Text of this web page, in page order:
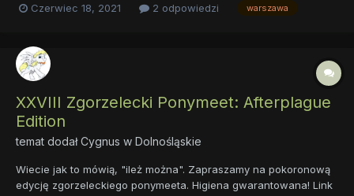
Czerwiec 18, 2021 2 odpowiedzi warszawa
XXVIII Zgorzelecki Ponymeet: Afterplague
Edition
temat dodałCygnus w Dolnośląskie
Wiecie jak to mówią, "ileż można". Zapraszamy na pokoronową
edycję zgorzeleckiego ponymeeta. Higiena gwarantowana! Link